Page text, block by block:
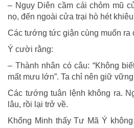
– Ngụy Diên cầm cái chỏm mũ
nọ, đến ngoài cửa trại hò hét
Các tướng tức giận cùng muốn ra
Ý cười rằng:
– Thành nhân có câu: “Không
mất mưu lớn”. Ta chỉ nên giữ
Các tướng tuân lệnh không ra.
lâu, rồi lại trở về.
Khổng Minh thấy Tư Mã Ý